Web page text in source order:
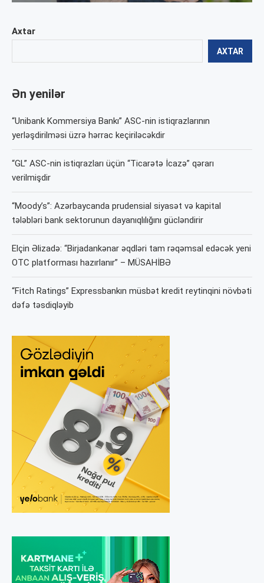
Axtar
AXTAR
Ən yenilər
“Unibank Kommersiya Bankı” ASC-nin istiqrazlarının
yerləşdirilməsi üzrə hərrac keçiriləcəkdir
“GL” ASC-nin istiqrazları üçün “Ticarətə İcazə” qərarı
verilmişdir
“Moody’s”: Azərbaycanda prudensial siyasət və kapital
tələbləri bank sektorunun dayanıqlılığını gücləndirir
Elçin Əlizadə: “Birjadankənar əqdləri tam rəqəmsal edəcək yeni
OTC platforması hazırlanır” – MÜSAHİBƏ
“Fitch Ratings” Expressbankın müsbət kredit reytinqini növbəti
dəfə təsdiqləyib